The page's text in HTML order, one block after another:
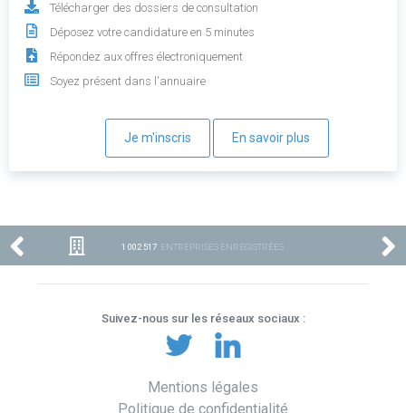
Télécharger des dossiers de consultation
Déposez votre candidature en 5 minutes
Répondez aux offres électroniquement
Soyez présent dans l'annuaire
Je m'inscris En savoir plus
1 002 517 ENTREPRISES ENREGISTRÉES
Suivez-nous sur les réseaux sociaux :
Mentions légales
Politique de confidentialité